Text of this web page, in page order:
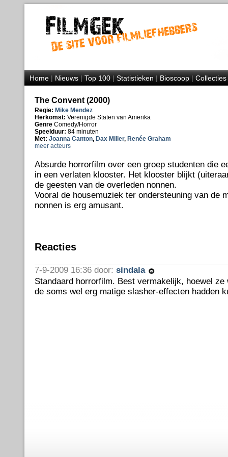
Home|Nieuws|Top 100|Statistieken|Bioscoop|Collecties
The Convent (2000)
Regie: Mike Mendez
Herkomst: Verenigde Staten van Amerika
Genre Comedy/Horror
Speelduur: 84 minuten
Met: Joanna Canton, Dax Miller, Renée Graham
meer acteurs
Absurde horrorfilm over een groep studenten die
in een verlaten klooster. Het klooster blijkt
de geesten van de overleden nonnen.
Vooral de housemuziek ter ondersteuning van de
nonnen is erg amusant.
Reacties
7-9-2009 16:36 door: sindala
Standaard horrorfilm. Best vermakelijk, hoewel ze
de soms wel erg matige slasher-effecten hadden